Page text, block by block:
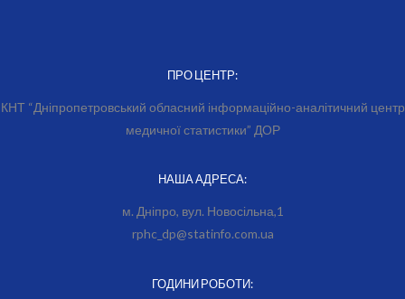
ПРО ЦЕНТР:
КНТ “Дніпропетровський обласний інформаційно-аналітичний центр
медичної статистики” ДОР
НАША АДРЕСА:
м. Дніпро, вул. Новосільна,1
rphc_dp@statinfo.com.ua
ГОДИНИ РОБОТИ: